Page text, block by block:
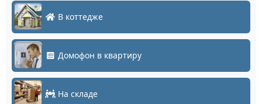
В коттедже
Домофон в квартиру
На складе